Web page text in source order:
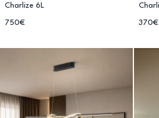
Charlize 6L
750€ 370€